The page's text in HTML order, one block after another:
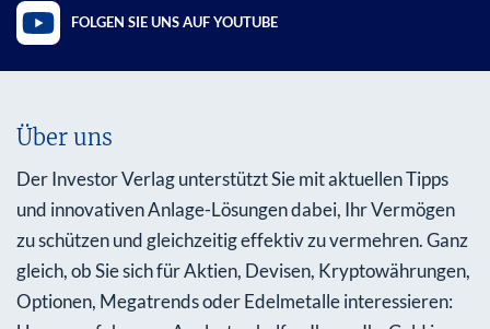
FOLGEN SIE UNS AUF YOUTUBE
Über uns
Der Investor Verlag unterstützt Sie mit aktuellen Tipps
und innovativen Anlage-Lösungen dabei, Ihr Vermögen
zu schützen und gleichzeitig effektiv zu vermehren. Ganz
gleich, ob Sie sich für Aktien, Devisen, Kryptowährungen,
Optionen, Megatrends oder Edelmetalle interessieren: